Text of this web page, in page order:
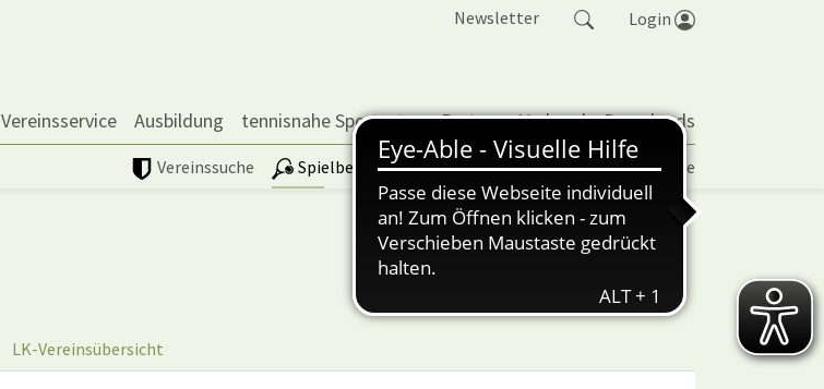
Newsletter Login
Vereinsservice Ausbildung tennisnahe Sportarten Partner Verband Downloads
Vereinssuche Spielbetrieb | TORP Vereinspokal Turniere
LK-Vereinsübersicht